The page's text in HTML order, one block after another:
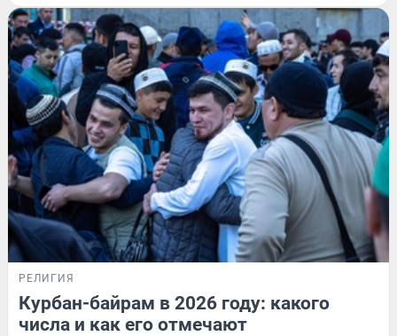
РЕЛИГИЯ
Курбан-байрам в 2026 году: какого
числа и как его отмечают